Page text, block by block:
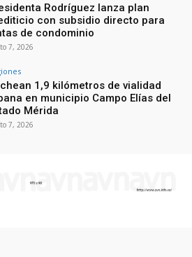
Rodríguez lanza plan
con subsidio directo para
de condominio
7, 2026
1,9 kilómetros de vialidad
en municipio Campo Elías del
Mérida
7, 2026